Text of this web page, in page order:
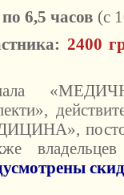
6,5 часов (с
2400
«
»,
владельцев